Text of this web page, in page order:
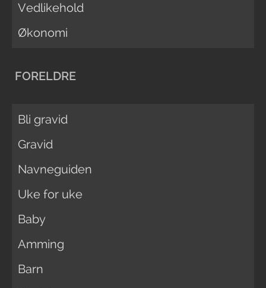
Vedlikehold
Økonomi
FORELDRE
Bli gravid
Gravid
Navneguiden
Uke for uke
Baby
Amming
Barn